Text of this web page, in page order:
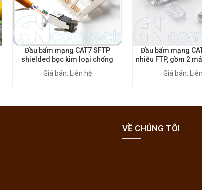
Đầu bấm mạng CAT7 SFTP
shielded bọc kim loại chống
P100
Giá bán: Liên hệ
Đầu bấm mạng
nhiễu FTP, gồm 2
F6AS-
Giá bán:
VỀ CHÚNG TÔI